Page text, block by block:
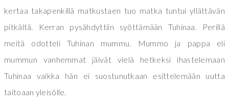
kertaa takapenkillä matkustaen tuo matka tuntui yllättävän
pitkältä. Kerran pysähdyttiin syöttämään Tuhinaa. Perillä
meitä odotteli Tuhinan mummu. Mummo ja pappa eli
mummun vanhemmat jäivät vielä hetkeksi ihastelemaan
Tuhinaa vaikka hän ei suostunutkaan esittelemään uutta
taitoaan yleisölle.